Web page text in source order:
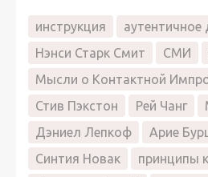
инструкция
аутентичное
Нэнси Старк Смит
СМИ
Мысли о Контактной
Стив Пэкстон
Рей Чанг
Дэниел Лепкоф
Арие
Синтия Новак
принципы